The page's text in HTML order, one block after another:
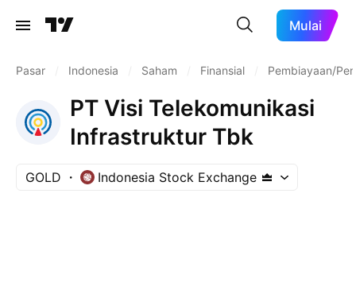
Mulai
Pasar Indonesia Saham Finansial Pembiayaan/
PT Visi Telekomunikasi
Infrastruktur Tbk
GOLD Indonesia Stock Exchange